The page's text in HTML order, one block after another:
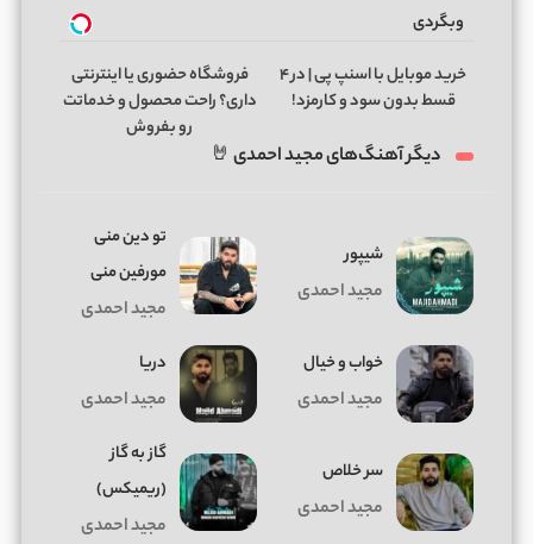
وبگردی
خرید موبایل با اسنپ پی | در ۴
قسط بدون سود و کارمزد!
فروشگاه حضوری یا اینترنتی
داری؟ راحت محصول و خدماتت
رو بفروش
دیگر آهنگ‌های مجید احمدی 🤘
شیپور
مجید احمدی
تو دین منی
مورفین منی
مجید احمدی
خواب و خیال
مجید احمدی
دریا
مجید احمدی
سر خلاص
مجید احمدی
گاز به گاز
(ریمیکس)
مجید احمدی